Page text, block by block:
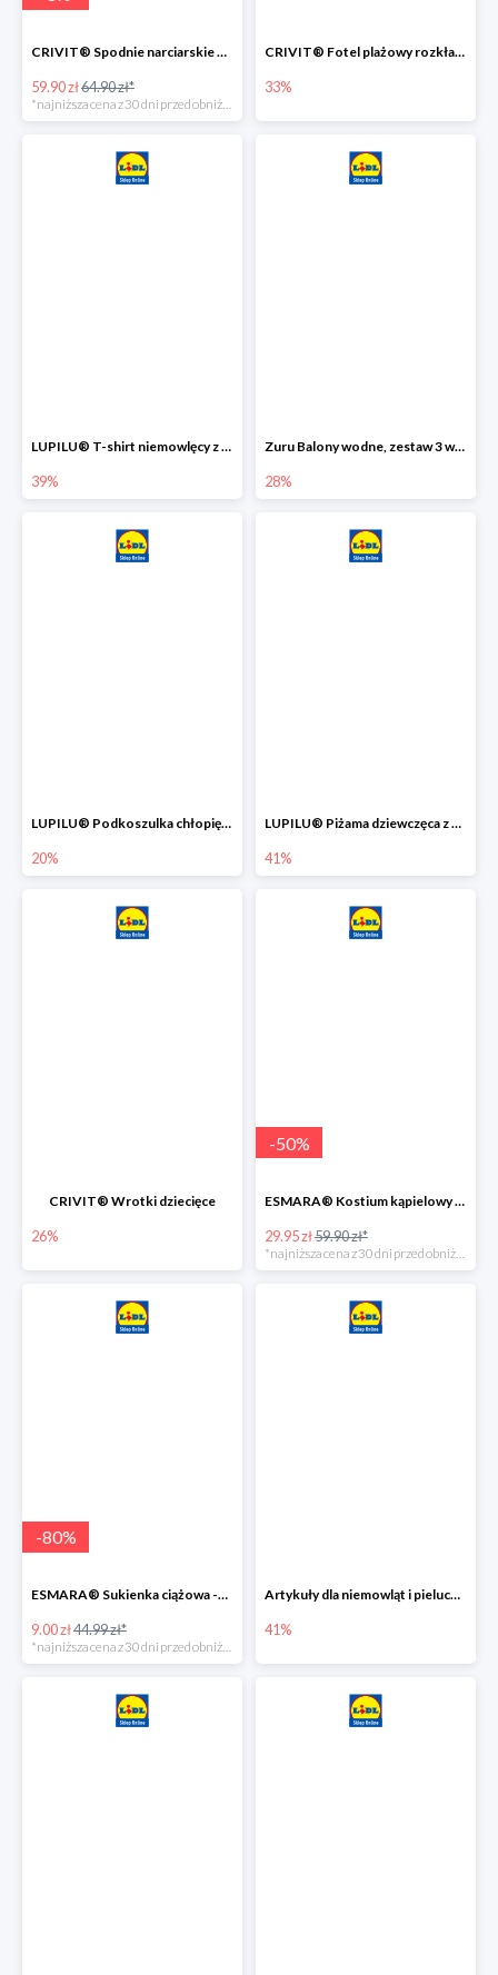
CRIVIT® Spodnie narciarskie dziewczęce
59.90 zł64.90 zł*
*najniższa cena z 30 dni przed obniżką
CRIVIT® Fotel plażowy rozkładany / Brodzik dziecięcy
33%
LUPILU® T-shirt niemowlęcy z biobawełny -39%
39%
Zuru Balony wodne, zestaw 3 wiązek -28%
28%
LUPILU® Podkoszulka chłopięca z bawełny -20%
20%
LUPILU® Piżama dziewczęca z bawełny -41%
41%
CRIVIT® Wrotki dziecięce
26%
-50%
ESMARA® Kostium kąpielowy ciążowy lub tankini ciążowe -50%
29.95 zł59.90 zł*
-80%
ESMARA® Sukienka ciążowa -79%
9.00 zł44.99 zł*
Artykuły dla niemowląt i pieluchy w Lidlu Online do -41%
41%